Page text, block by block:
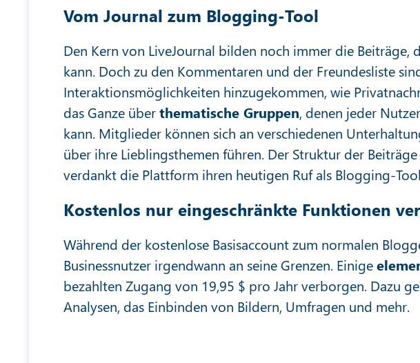
Vom Journal zum Blogging-Tool
Den Kern von LiveJournal bilden noch immer die Beiträge,
kann. Doch zu den Kommentaren und der Freundesliste
Interaktionsmöglichkeiten hinzugekommen, wie
das Ganze überthematische Gruppen, denen jeder
kann. Mitglieder können sich an verschiedenen
über ihre Lieblingsthemen führen. Der Struktur der
verdankt die Plattform ihren heutigen Ruf als Blogging-
Kostenlos nur eingeschränkte Funktionen
Während der kostenlose Basisaccount zum normalen
Businessnutzer irgendwann an seine Grenzen. Einige
bezahlten Zugang von 19,95 $ pro Jahr verborgen. Dazu
Analysen, das Einbinden von Bildern, Umfragen und mehr.